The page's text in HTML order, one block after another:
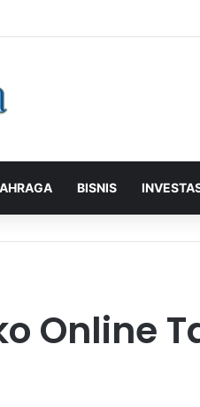
Pelanggan, PLN Icon Plus
BISNIS
Online